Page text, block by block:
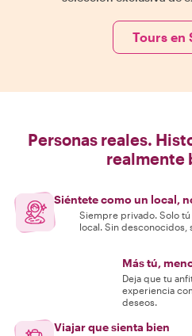
Tours en
Personas reales.
realmente
Siéntete como un local,
Siempre privado. Solo
local. Sin desconocidos,
Más tú,
Deja que tu
experiencia
deseos.
Viajar que sienta bien